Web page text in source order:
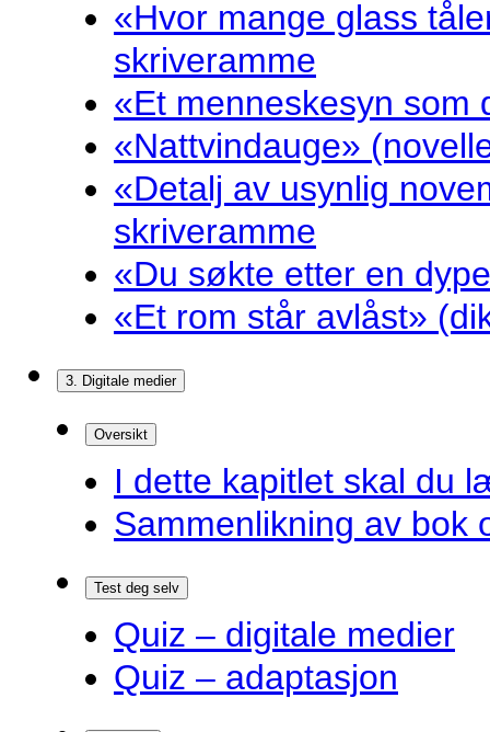
«Hvor mange glass
skriveramme
«Et menneskesyn som
«Nattvindauge»
«Detalj av usynlig
skriveramme
«Du søkte etter en
«Et rom står avlåst»
3. Digitale medier
Oversikt
I dette kapitlet skal du
Sammenlikning av bok
Test deg selv
Quiz – digitale medier
Quiz – adaptasjon